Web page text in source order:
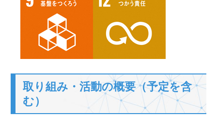
取り組み・活動の概要（予定を含
む）